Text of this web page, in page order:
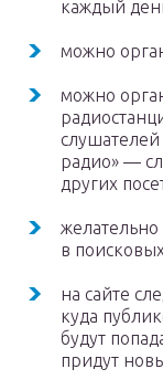
каждый
можно
можно
слушателей
радио» —
других
желательно
в
на сайте
куда
будут
придут